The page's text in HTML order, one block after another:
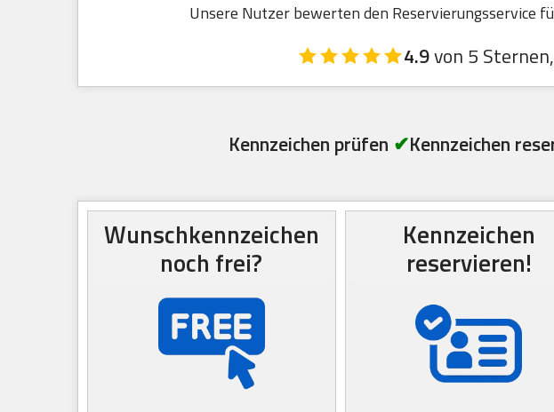
Unsere Nutzer bewerten den Reservierungsservice
4.9von 5
Kennzeichen prüfen ✔Kennzeichen
Wunschkennzeichen
noch frei?
Kennzeichen
reservieren!